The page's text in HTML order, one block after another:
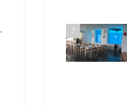
7